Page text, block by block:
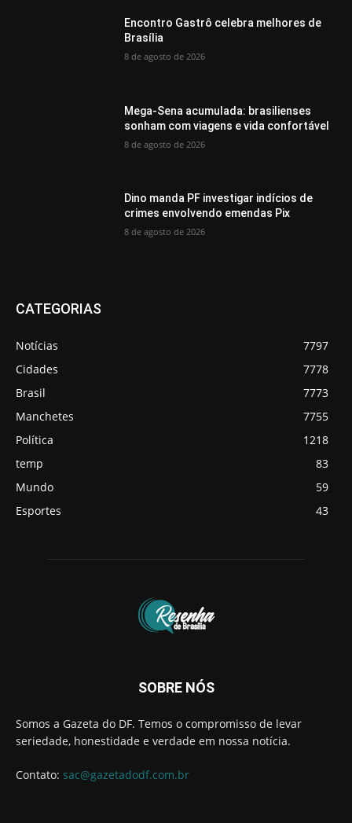
Encontro Gastrô celebra melhores de
Brasília
8 de agosto de 2026
Mega-Sena acumulada: brasilienses
sonham com viagens e vida confortável
8 de agosto de 2026
Dino manda PF investigar indícios de
crimes envolvendo emendas Pix
8 de agosto de 2026
CATEGORIAS
Notícias
7797
Cidades
7778
Brasil
7773
Manchetes
7755
Política
1218
temp
83
Mundo
59
Esportes
43
SOBRE NÓS
Somos a Gazeta do DF. Temos o compromisso de levar
seriedade, honestidade e verdade em nossa notícia.
Contato: sac@gazetadodf.com.br